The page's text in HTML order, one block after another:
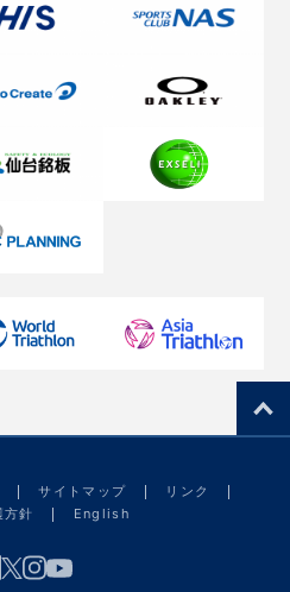
サイトマップ
リンク
方針
English